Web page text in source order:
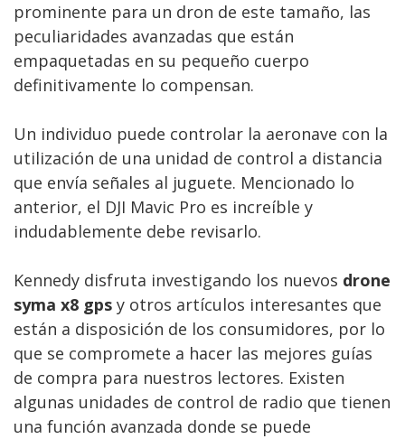
prominente para un dron de este tamaño, las
peculiaridades avanzadas que están
empaquetadas en su pequeño cuerpo
definitivamente lo compensan.
Un individuo puede controlar la aeronave con la
utilización de una unidad de control a distancia
que envía señales al juguete. Mencionado lo
anterior, el DJI Mavic Pro es increíble y
indudablemente debe revisarlo.
Kennedy disfruta investigando los nuevos drone
syma x8 gps y otros artículos interesantes que
están a disposición de los consumidores, por lo
que se compromete a hacer las mejores guías
de compra para nuestros lectores. Existen
algunas unidades de control de radio que tienen
una función avanzada donde se puede